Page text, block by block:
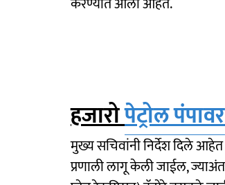
हजारोपेट्रोल पंपावर
मुख्य सचिवांनी निर्देश दिले
प्रणाली लागू केली जाईल,